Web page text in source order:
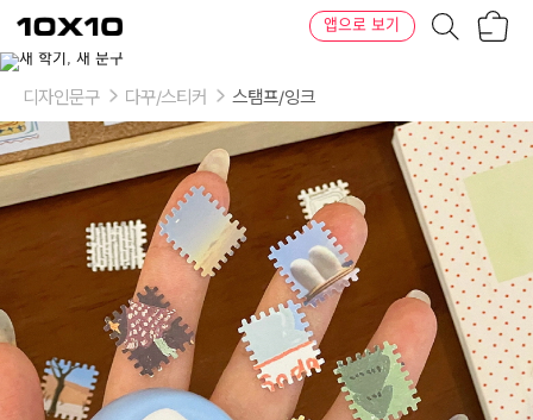
텐
바
텐
앱으로 보기
디자인문구 다꾸/스티커 스탬프/잉크